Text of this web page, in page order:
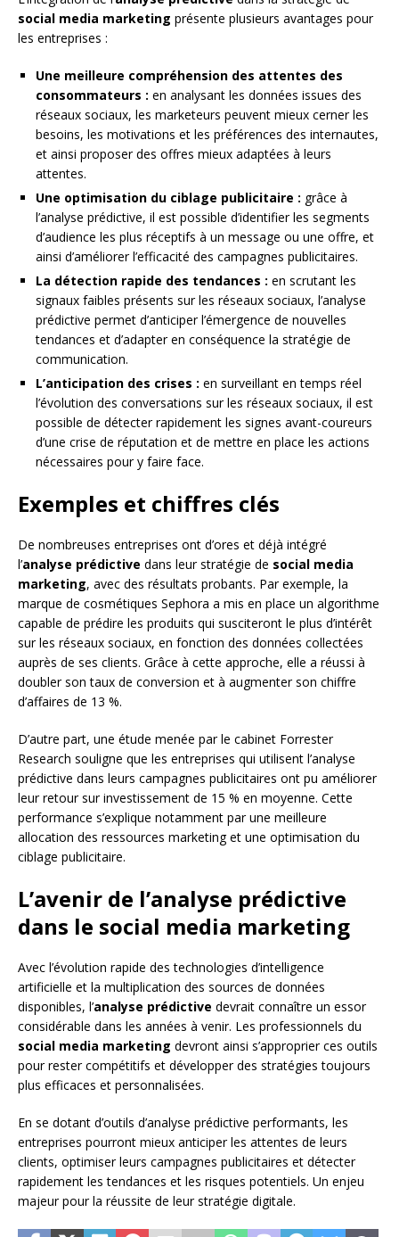
social media marketing présente plusieurs avantages pour
les entreprises :
Une meilleure compréhension des attentes des
consommateurs : en analysant les données issues des
réseaux sociaux, les marketeurs peuvent mieux cerner les
besoins, les motivations et les préférences des internautes,
et ainsi proposer des offres mieux adaptées à leurs
attentes.
Une optimisation du ciblage publicitaire : grâce à
l’analyse prédictive, il est possible d’identifier les segments
d’audience les plus réceptifs à un message ou une offre, et
ainsi d’améliorer l’efficacité des campagnes publicitaires.
La détection rapide des tendances : en scrutant les
signaux faibles présents sur les réseaux sociaux, l’analyse
prédictive permet d’anticiper l’émergence de nouvelles
tendances et d’adapter en conséquence la stratégie de
communication.
L’anticipation des crises : en surveillant en temps réel
l’évolution des conversations sur les réseaux sociaux, il est
possible de détecter rapidement les signes avant-coureurs
d’une crise de réputation et de mettre en place les actions
nécessaires pour y faire face.
Exemples et chiffres clés
De nombreuses entreprises ont d’ores et déjà intégré
l’analyse prédictive dans leur stratégie de social media
marketing, avec des résultats probants. Par exemple, la
marque de cosmétiques Sephora a mis en place un algorithme
capable de prédire les produits qui susciteront le plus d’intérêt
sur les réseaux sociaux, en fonction des données collectées
auprès de ses clients. Grâce à cette approche, elle a réussi à
doubler son taux de conversion et à augmenter son chiffre
d’affaires de 13 %.
D’autre part, une étude menée par le cabinet Forrester
Research souligne que les entreprises qui utilisent l’analyse
prédictive dans leurs campagnes publicitaires ont pu améliorer
leur retour sur investissement de 15 % en moyenne. Cette
performance s’explique notamment par une meilleure
allocation des ressources marketing et une optimisation du
ciblage publicitaire.
L’avenir de l’analyse prédictive
dans le social media marketing
Avec l’évolution rapide des technologies d’intelligence
artificielle et la multiplication des sources de données
disponibles, l’analyse prédictive devrait connaître un essor
considérable dans les années à venir. Les professionnels du
social media marketing devront ainsi s’approprier ces outils
pour rester compétitifs et développer des stratégies toujours
plus efficaces et personnalisées.
En se dotant d’outils d’analyse prédictive performants, les
entreprises pourront mieux anticiper les attentes de leurs
clients, optimiser leurs campagnes publicitaires et détecter
rapidement les tendances et les risques potentiels. Un enjeu
majeur pour la réussite de leur stratégie digitale.